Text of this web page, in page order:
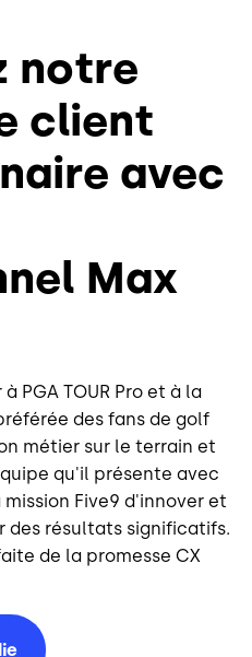
notre
client
avec
Max
PGA TOUR Pro et à la
des fans de golf
métier sur le terrain et
qu'il présente avec
Five9 d'innover et
résultats significatifs.
de la promesse CX